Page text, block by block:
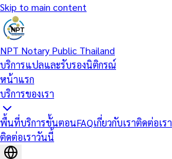
Skip to main content
NPT Notary Public Thailand
บริการแปลและรับรองนิติกรณ์
หน้าแรก
บริการของเรา
พื้นที่บริการขั้นตอนFAQเกี่ยวกับเราติดต่อเรา
ติดต่อเราวันนี้